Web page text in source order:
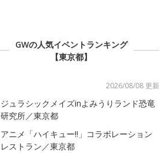
GWの人気イベントランキング
【東京都】
2026/08/08 更新
ジュラシックメイズinよみうりランド恐竜
研究所／東京都
アニメ「ハイキュー!!」コラボレーション
レストラン／東京都